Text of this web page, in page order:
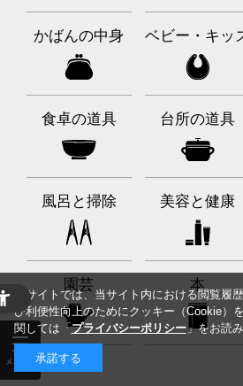
かばんの中身 ベビー・キッ
食卓の道具 台所の道具
風呂と掃除 美容と健康
園芸 本
当サイトでは、当サイト内における閲覧履
び利便性向上のためにクッキー（Cookie）
関しては「プライバシーポリシー」をお読
承諾する